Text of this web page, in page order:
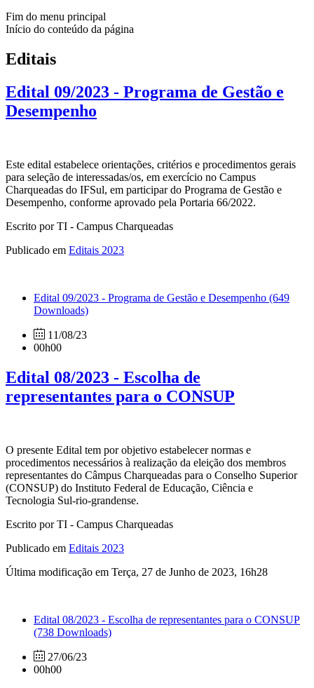
Fim do menu principal
Início do conteúdo da página
Editais
Edital 09/2023 - Programa de Gestão e
Desempenho
Este edital estabelece orientações, critérios e procedimentos gerais
para seleção de interessadas/os, em exercício no Campus
Charqueadas do IFSul, em participar do Programa de Gestão e
Desempenho, conforme aprovado pela Portaria 66/2022.
Escrito por TI - Campus Charqueadas
Publicado em Editais 2023
Edital 09/2023 - Programa de Gestão e Desempenho (649
Downloads)
11/08/23
00h00
Edital 08/2023 - Escolha de
representantes para o CONSUP
O presente Edital tem por objetivo estabelecer normas e
procedimentos necessários à realização da eleição dos membros
representantes do Câmpus Charqueadas para o Conselho Superior
(CONSUP) do Instituto Federal de Educação, Ciência e
Tecnologia Sul-rio-grandense.
Escrito por TI - Campus Charqueadas
Publicado em Editais 2023
Última modificação em Terça, 27 de Junho de 2023, 16h28
Edital 08/2023 - Escolha de representantes para o CONSUP
(738 Downloads)
27/06/23
00h00